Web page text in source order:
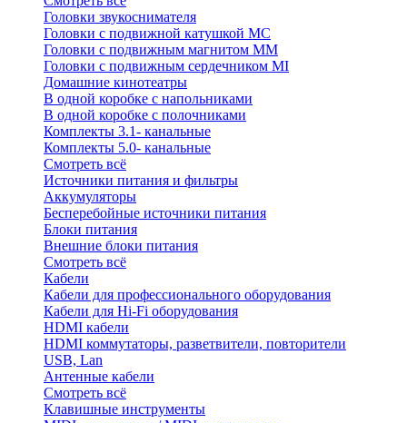
Головки звукоснимателя
Головки с подвижной катушкой MC
Головки с подвижным магнитом ММ
Головки с подвижным сердечником MI
Домашние кинотеатры
В одной коробке с напольниками
В одной коробке с полочниками
Комплекты 3.1- канальные
Комплекты 5.0- канальные
Смотреть всё
Источники питания и фильтры
Аккумуляторы
Бесперебойные источники питания
Блоки питания
Внешние блоки питания
Смотреть всё
Кабели
Кабели для профессионального оборудования
Кабели для Hi-Fi оборудования
HDMI кабели
HDMI коммутаторы, разветвители, повторители
USB, Lan
Антенные кабели
Смотреть всё
Клавишные инструменты